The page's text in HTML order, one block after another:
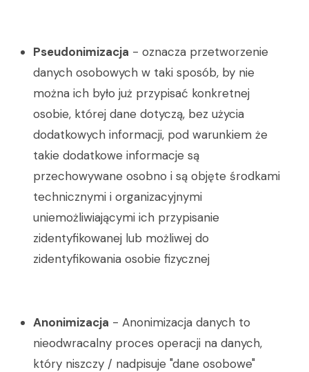
Pseudonimizacja - oznacza przetworzenie
danych osobowych w taki sposób, by nie
można ich było już przypisać konkretnej
osobie, której dane dotyczą, bez użycia
dodatkowych informacji, pod warunkiem że
takie dodatkowe informacje są
przechowywane osobno i są objęte środkami
technicznymi i organizacyjnymi
uniemożliwiającymi ich przypisanie
zidentyfikowanej lub możliwej do
zidentyfikowania osobie fizycznej
Anonimizacja - Anonimizacja danych to
nieodwracalny proces operacji na danych,
który niszczy / nadpisuje "dane osobowe"